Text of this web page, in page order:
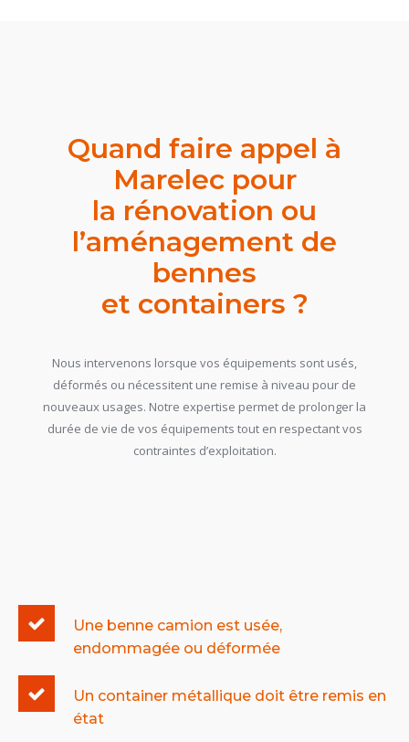
Quand faire appel à
Marelec pour
la rénovation ou
l’aménagement de
bennes
et containers ?
Nous intervenons lorsque vos équipements sont usés,
déformés ou nécessitent une remise à niveau pour de
nouveaux usages. Notre expertise permet de prolonger la
durée de vie de vos équipements tout en respectant vos
contraintes d’exploitation.
Une benne camion est usée,
endommagée ou déformée
Un container métallique doit être remis en
état